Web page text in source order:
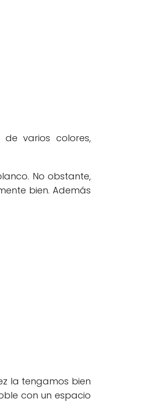
varios colores,
No obstante,
bien. Además
la tengamos bien
con un espacio